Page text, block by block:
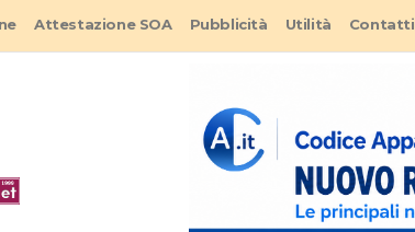
Attestazione SOA Pubblicità Utilità Contatti